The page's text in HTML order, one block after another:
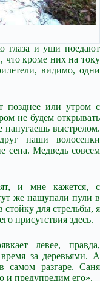
глаза и уши поедают
что кроме них на току
видимо, одни
позднее или утром с
не будем открывать
напугаешь выстрелом.
наши волосенки
сена. Медведь совсем
и мне кажется, с
же нащупали пули в
стойку для стрельбы, я
присутствия здесь.
левее, правда,
за деревьями. А
самом разгаре. Саня
и предупредим его».